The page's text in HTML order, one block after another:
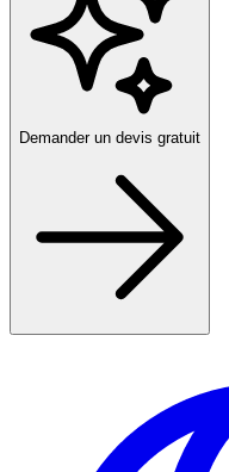
Demander un devis gratuit